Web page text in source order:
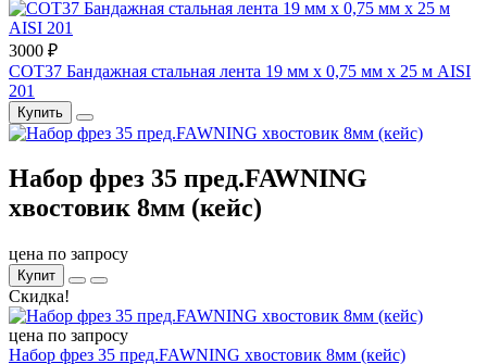
3000 ₽
COT37 Бандажная стальная лента 19 мм x 0,75 мм x 25 м AISI
201
Купить
Набор фрез 35 пред.FAWNING
хвостовик 8мм (кейс)
цена по запросу
Купит
Скидка!
цена по запросу
Набор фрез 35 пред.FAWNING хвостовик 8мм (кейс)